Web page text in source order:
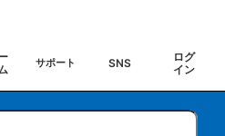
サポート SNS
ログ
イン